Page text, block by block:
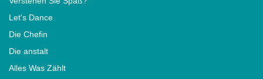
Let's Dance
Die Chefin
Die anstalt
Alles Was Zählt